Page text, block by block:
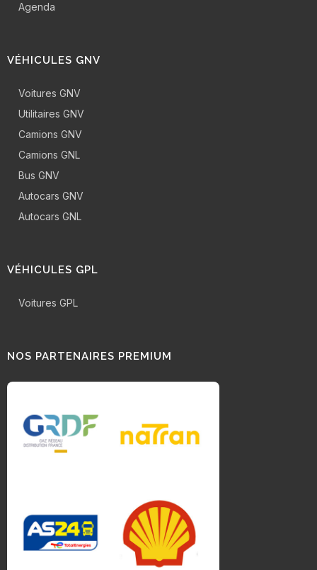
Agenda
VÉHICULES GNV
Voitures GNV
Utilitaires GNV
Camions GNV
Camions GNL
Bus GNV
Autocars GNV
Autocars GNL
VÉHICULES GPL
Voitures GPL
NOS PARTENAIRES PREMIUM